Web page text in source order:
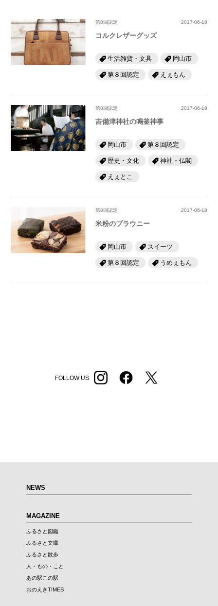
第8回認定 2017-06-18
コルクレザーグッズ
生活雑貨・文具 岡山市
第８回認定 えぇもん
第8回認定 2017-06-18
吉備津神社の鳴釜神事
岡山市 第８回認定
歴史・文化 神社・仏閣
えぇとこ
第8回認定 2017-06-18
米粉のブラウニー
岡山市 スイーツ
第８回認定 うめぇもん
FOLLOW US
NEWS
MAGAZINE
ふるさと図鑑
ふるさと文庫
ふるさと散歩
人・もの・こと
あの駅この駅
おのえきTIMES